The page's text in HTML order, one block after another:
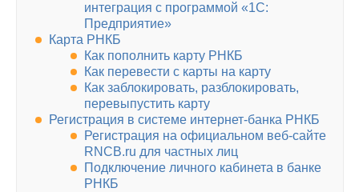
интеграция с программой «1С:
Предприятие»
Карта РНКБ
Как пополнить карту РНКБ
Как перевести с карты на карту
Как заблокировать, разблокировать,
перевыпустить карту
Регистрация в системе интернет-банка РНКБ
Регистрация на официальном веб-сайте
RNCB.ru для частных лиц
Подключение личного кабинета в банке
РНКБ